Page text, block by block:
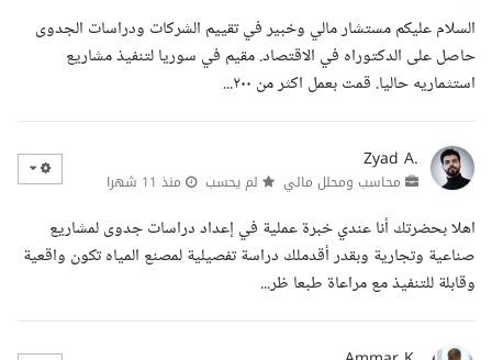
السلام عليكم مستشار مالي وخبير في تقييم الشركات ودراسات الجدوى
حاصل على الدكتوراه في الاقتصاد. مقيم في سوريا لتنفيذ مشاريع
استثماريه حاليا. قمت بعمل اكثر من ٢٠٠...
Zyad A.
محاسب ومحلل مالي لم يحسب منذ 11 شهرا
اهلا بحضرتك أنا عندي خبرة عملية في إعداد دراسات جدوى لمشاريع
صناعية وتجارية وبقدر أقدملك دراسة تفصيلية لمصنع المياه تكون واقعية
وقابلة للتنفيذ مع مراعاة طبعا ظر...